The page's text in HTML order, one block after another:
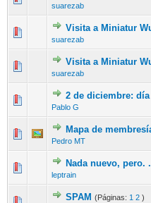
suarezab
Visita a Miniatur
suarezab
Visita a Miniatur
suarezab
2 de diciembre:
Pablo G
Mapa de
Pedro MT
Nada nuevo, pero.
leptrain
SPAM (Páginas: 1 2 )